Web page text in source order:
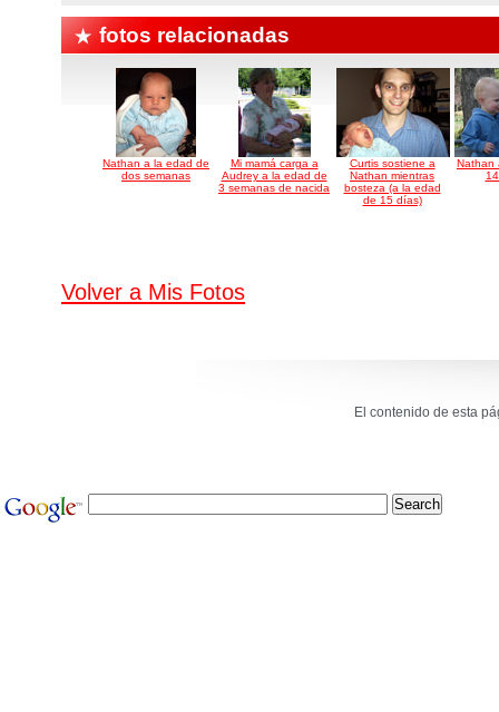
fotos relacionadas
Nathan a la edad de
dos semanas
Mi mamá carga a
Audrey a la edad de
3 semanas de nacida
Curtis sostiene a
Nathan mientras
bosteza (a la edad
de 15 días)
Nathan
Volver a Mis Fotos
El contenido de esta